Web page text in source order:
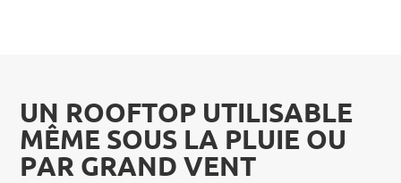
UN ROOFTOP UTILISABLE
MÊME SOUS LA PLUIE OU
PAR GRAND VENT